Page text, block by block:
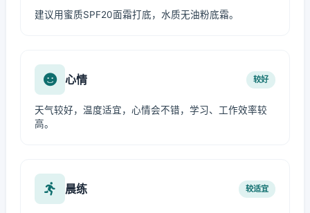
建议用蜜质SPF20面霜打底，水质无油粉底霜。
心情 较好
天气较好，温度适宜，心情会不错，学习、工作效率较
高。
晨练 较适宜